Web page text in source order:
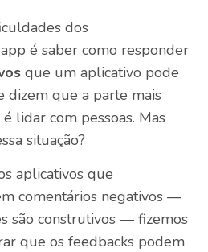
dos
é saber como responder
que um aplicativo pode
dizem que a parte mais
lidar com pessoas. Mas
situação?
aplicativos que
comentários negativos —
são construtivos — fizemos
que os feedbacks podem